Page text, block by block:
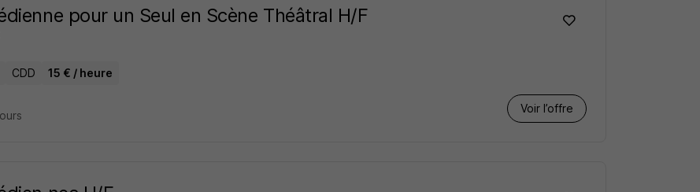
pour un Seul en Scène Théâtral H/F
CDD 15 € / heure
Voir l’offre